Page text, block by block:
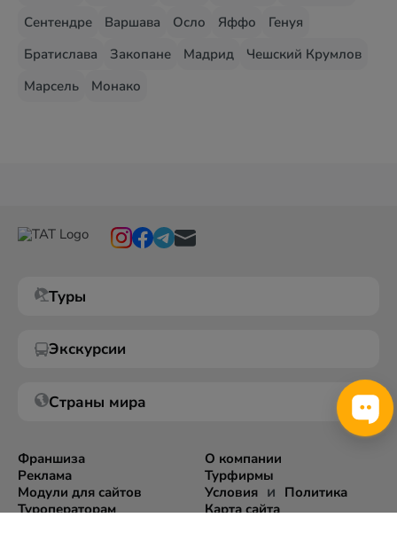
Сентендре
Варшава Осло Яффо
Генуя
Братислава
Закопане Мадрид
Чешский Крумлов
Марсель
Монако
Туры
Экскурсии
Страны мира
Франшиза
Реклама
Модули для сайтов
Туроператорам
О компании
Турфирмы
Условияи Политика
Карта сайта